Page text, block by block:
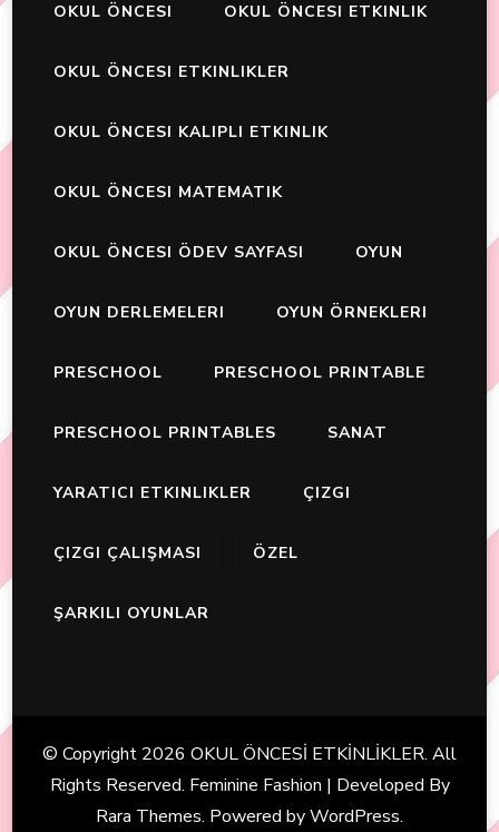
OKUL ÖNCESI OKUL ÖNCESI ETKINLIK
OKUL ÖNCESI ETKINLIKLER
OKUL ÖNCESI KALIPLI ETKINLIK
OKUL ÖNCESI MATEMATIK
OKUL ÖNCESI ÖDEV SAYFASI OYUN
OYUN DERLEMELERI OYUN ÖRNEKLERI
PRESCHOOL PRESCHOOL PRINTABLE
PRESCHOOL PRINTABLES SANAT
YARATICI ETKINLIKLER ÇIZGI
ÇIZGI ÇALIŞMASI ÖZEL
ŞARKILI OYUNLAR
© Copyright 2026 OKUL ÖNCESİ ETKİNLİKLER. All
Rights Reserved. Feminine Fashion | Developed By
Rara Themes. Powered byWordPress.